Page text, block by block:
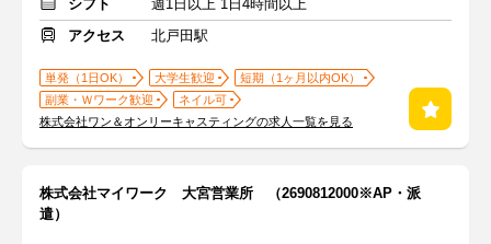
シフト
週1日以上 1日4時間以上
アクセス
北戸田駅
単発（1日OK） 大学生歓迎
短期（1ヶ月以内OK）
副業・Ｗワーク歓迎
ネイル可
株式会社ワン＆オンリーキャスティングの求人一覧を見る
株式会社マイワーク 大宮営業所 （2690812000※AP・派
遣）